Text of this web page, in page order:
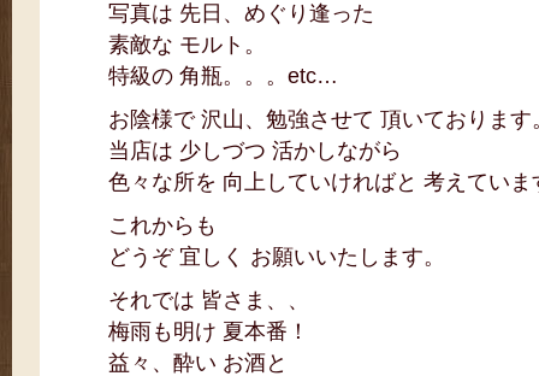
写真は 先日、めぐり逢った
素敵な モルト。
特級の 角瓶。。。etc…
お陰様で 沢山、勉強させて 頂いております
当店は 少しづつ 活かしながら
色々な所を 向上していければと 考えていま
これからも
どうぞ 宜しく お願いいたします。
それでは 皆さま、、
梅雨も明け 夏本番！
益々、酔い お酒と